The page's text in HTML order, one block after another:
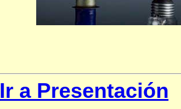
Ir a Presentación